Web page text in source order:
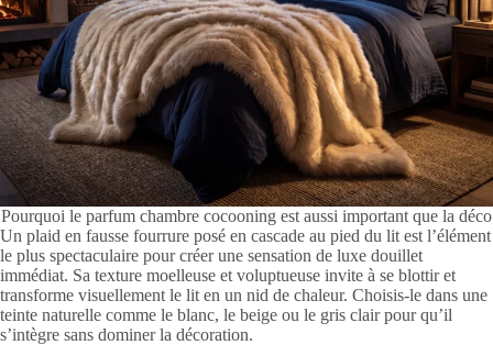
Pourquoi le parfum chambre cocooning est aussi important que la déco
Un plaid en fausse fourrure posé en cascade au pied du lit est l’élément
le plus spectaculaire pour créer une sensation de luxe douillet
immédiat. Sa texture moelleuse et voluptueuse invite à se blottir et
transforme visuellement le lit en un nid de chaleur. Choisis-le dans une
teinte naturelle comme le blanc, le beige ou le gris clair pour qu’il
s’intègre sans dominer la décoration.